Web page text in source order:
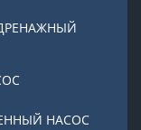
НАСОС